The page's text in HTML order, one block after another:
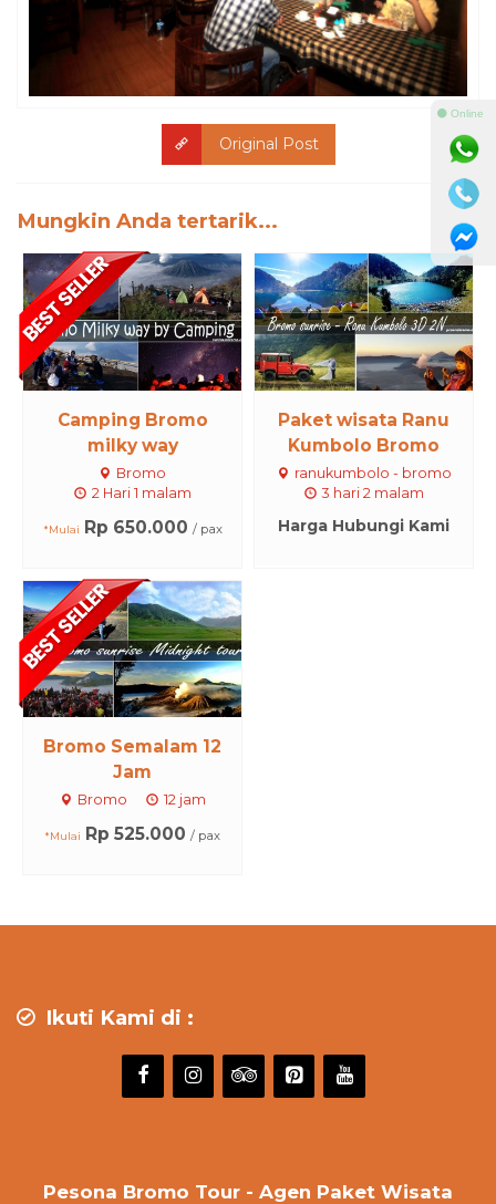
Original Post
Mungkin Anda tertarik...
Camping Bromo
milky way
Bromo
2 Hari 1 malam
*Mulai Rp 650.000 / pax
Paket wisata Ranu
Kumbolo Bromo
ranukumbolo - bromo
3 hari 2 malam
Harga Hubungi Kami
Bromo Semalam 12
Jam
Bromo 12 jam
*Mulai Rp 525.000 / pax
Ikuti Kami di :
Pesona Bromo Tour - Agen Paket Wisata
⚫ Online